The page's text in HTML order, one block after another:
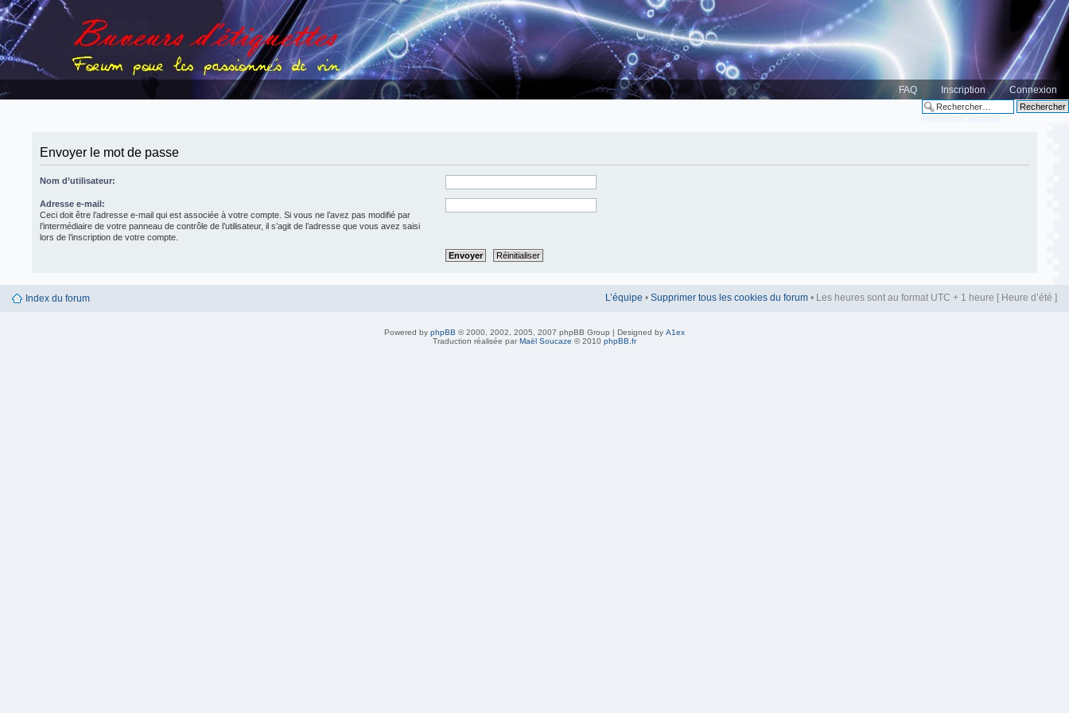
FAQ Inscription Connexion
Recherche avancée
Envoyer le mot de passe
Nom d’utilisateur:
Adresse e-mail:
Ceci doit être l’adresse e-mail qui est associée à votre compte. Si vous ne l’avez pas modifié par
l’intermédiaire de votre panneau de contrôle de l’utilisateur, il s’agit de l’adresse que vous avez saisi
lors de l’inscription de votre compte.
Index du forum L’équipe • Supprimer tous les cookies du forum • Les heures sont au format UTC + 1 heure [ Heure d’été ]
Powered by phpBB © 2000, 2002, 2005, 2007 phpBB Group | Designed by A1ex
Traduction réalisée par Maël Soucaze © 2010 phpBB.fr